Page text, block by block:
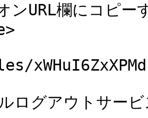
ンURL欄にコ
ログアウトサー